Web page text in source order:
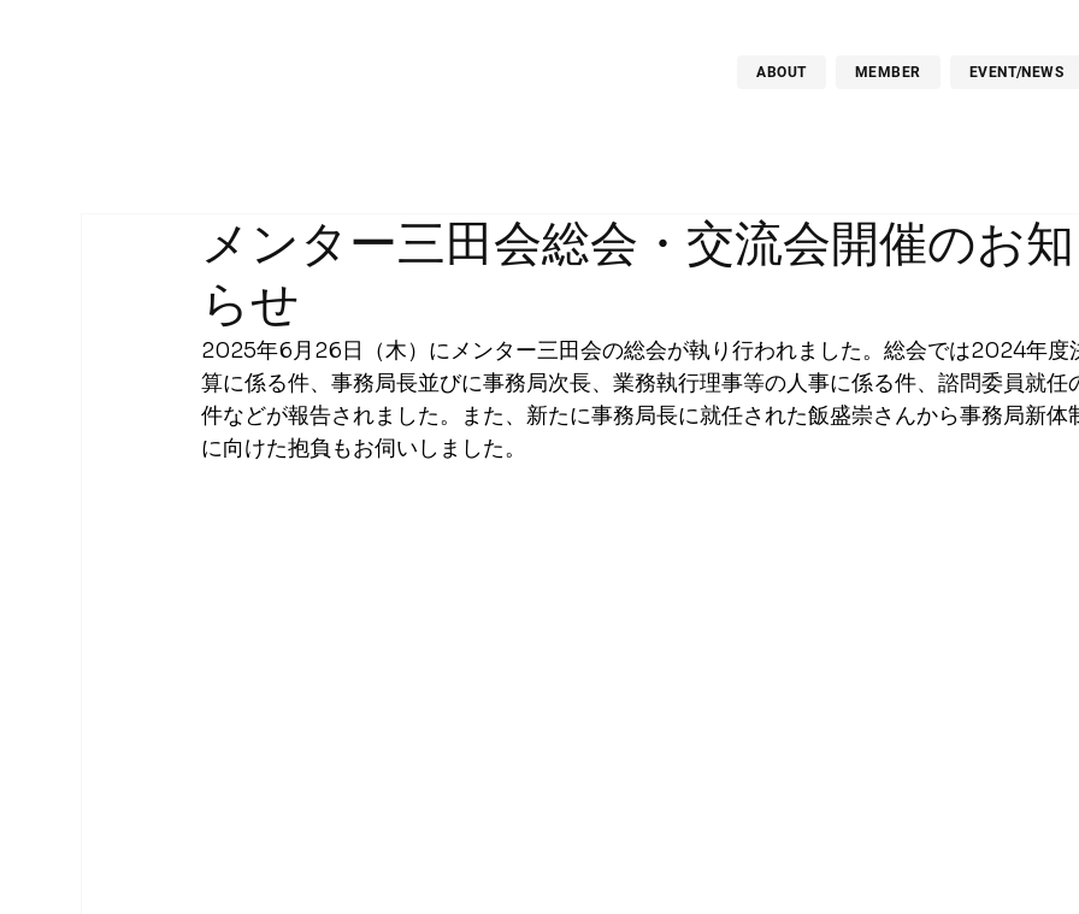
ABOUT MEMBER EVENT/NEWS
メンター三田会総会・交流会開催のお知
らせ
2025年6月26日（木）にメンター三田会の総会が執り行われました。総会では2024年度
算に係る件、事務局長並びに事務局次長、業務執行理事等の人事に係る件、諮問委員就任
件などが報告されました。また、新たに事務局長に就任された飯盛崇さんから事務局新体
に向けた抱負もお伺いしました。